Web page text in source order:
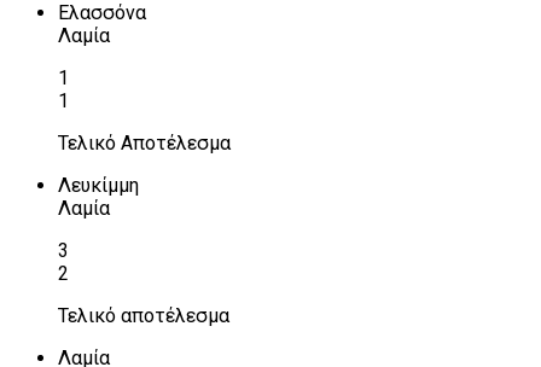
Ελασσόνα
Λαμία
1
1
Τελικό Αποτέλεσμα
Λευκίμμη
Λαμία
3
2
Τελικό αποτέλεσμα
Λαμία